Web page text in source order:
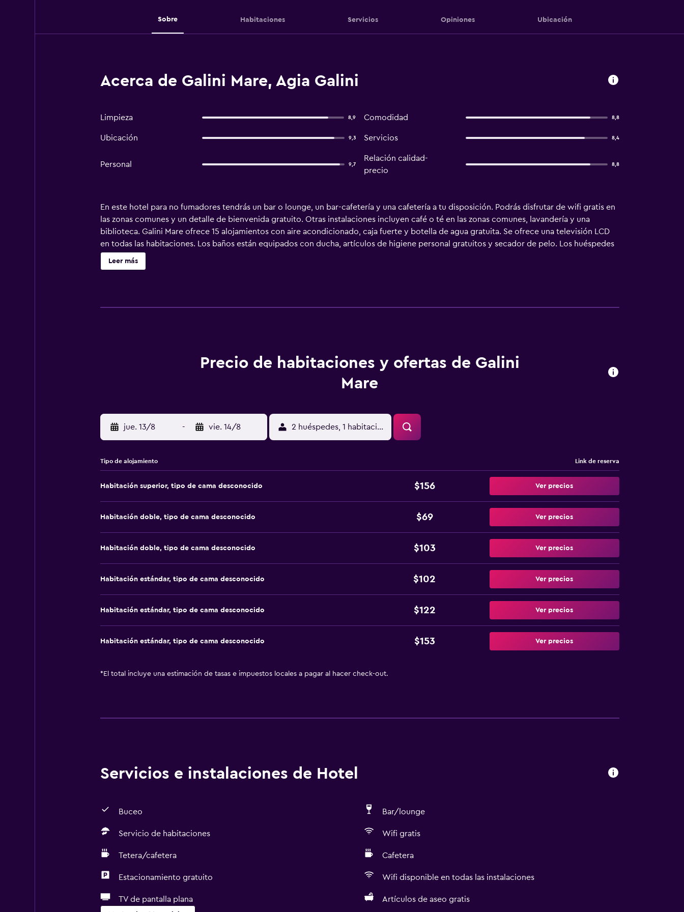
Sobre Habitaciones Servicios Opiniones Ubicación
Acerca de Galini Mare, Agia Galini
Limpieza 8,9 Comodidad 8,8
Ubicación 9,3 Servicios 8,4
Personal 9,7
Relación calidad-
precio
8,8
En este hotel para no fumadores tendrás un bar o lounge, un bar-cafetería y una cafetería a tu disposición. Podrás disfrutar de wifi gratis en
las zonas comunes y un detalle de bienvenida gratuito. Otras instalaciones incluyen café o té en las zonas comunes, lavandería y una
biblioteca. Galini Mare ofrece 15 alojamientos con aire acondicionado, caja fuerte y botella de agua gratuita. Se ofrece una televisión LCD
en todas las habitaciones. Los baños están equipados con ducha, artículos de higiene personal gratuitos y secador de pelo. Los huéspedes
pueden navegar por la web gracias a nuestro acceso a Internet wifi gratis. Se ofrece servicio de limpieza todos los días. Se pueden
practicar las actividades de ocio y esparcimiento que se indican más abajo en las instalaciones o cerca del alojamiento (es posible que se
Leer más
Precio de habitaciones y ofertas de Galini
Mare
jue. 13/8 - vie. 14/8 2 huéspedes, 1 habitación
Tipo de alojamiento Link de reserva
Habitación superior, tipo de cama desconocido $156 Ver precios
Habitación doble, tipo de cama desconocido $69 Ver precios
Habitación doble, tipo de cama desconocido $103 Ver precios
Habitación estándar, tipo de cama desconocido $102 Ver precios
Habitación estándar, tipo de cama desconocido $122 Ver precios
Habitación estándar, tipo de cama desconocido $153 Ver precios
* El total incluye una estimación de tasas e impuestos locales a pagar al hacer check-out.
Servicios e instalaciones de Hotel
Buceo Bar/lounge
Servicio de habitaciones Wifi gratis
Tetera/cafetera Cafetera
Estacionamiento gratuito Wifi disponible en todas las instalaciones
TV de pantalla plana Artículos de aseo gratis